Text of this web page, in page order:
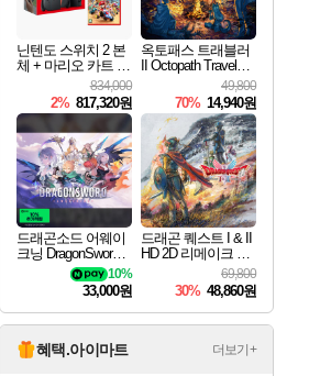
닌텐도 스위치 2 본
체 + 마리오 카트 월
드 + 포켓몬 포코피
아 번들
834,000
2% 817,320원
옥토패스 트래블러
II Octopath Traveler I
49,800
70% 14,940원
드래곤소드 어웨이
크닝 DragonSword A
10%
33,000원
드래곤 퀘스트 I & II
HD 2D 리메이크 Dra
gon Quest I & II HD
2D Remake
69,800
30% 48,860원
혜택.아이마트 더보기+